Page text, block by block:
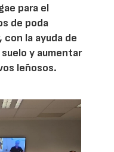
para el
de poda
la ayuda de
y aumentar
leñosos.